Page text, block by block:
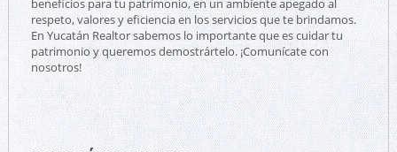
beneficios para tu patrimonio, en un ambiente apegado al
respeto, valores y eficiencia en los servicios que te brindamos.
En Yucatán Realtor sabemos lo importante que es cuidar tu
patrimonio y queremos demostrártelo. ¡Comunícate con
nosotros!